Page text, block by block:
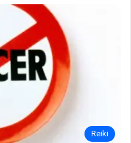
Reiki